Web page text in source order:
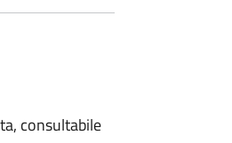
consultabile